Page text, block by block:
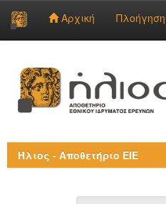
navigation
Αρχική Πλοήγηση
Ήλιος - Αποθετήριο ΕΙΕ